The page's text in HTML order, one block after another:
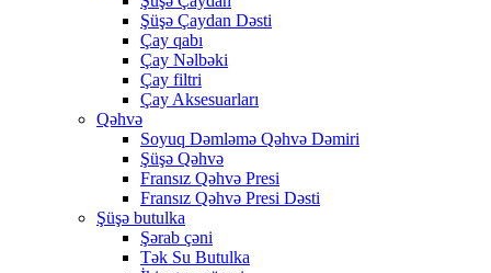
Şüşə Çaydan Dəsti
Çay qabı
Çay Nəlbəki
Çay filtri
Çay Aksesuarları
Qəhvə
Soyuq Dəmləmə Qəhvə Dəmiri
Şüşə Qəhvə
Fransız Qəhvə Presi
Fransız Qəhvə Presi Dəsti
Şüşə butulka
Şərab çəni
Tək Su Butulka